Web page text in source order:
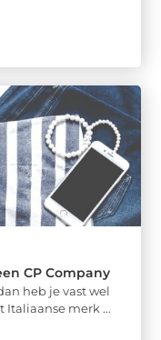
CP Company
heb je vast wel
Italiaanse merk ...